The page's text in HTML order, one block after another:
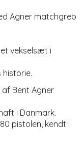
Agner matchgreb
et vekselsæt i
historie.
af Bent Agner
i Danmark.
pistolen, kendt i